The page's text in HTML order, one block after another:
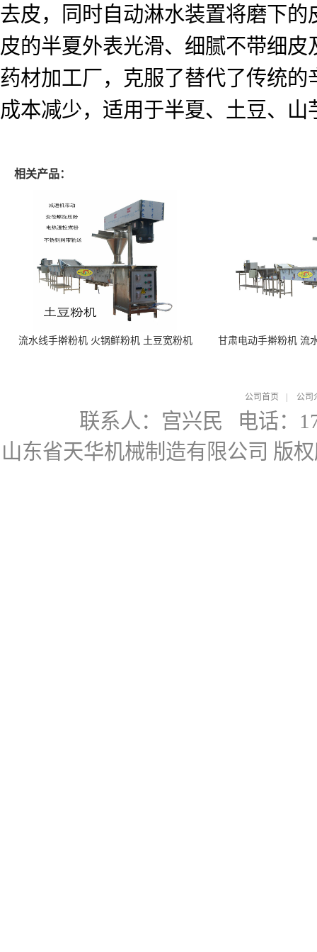
去皮，同时自动淋水装置将磨下
皮的半夏外表光滑、细腻不带细
药材加工厂，克服了替代了传统
成本减少，适用于半夏、土豆、
相关产品：
流水线手擀粉机 火锅鲜粉机 土豆宽粉机 甘肃电动手擀粉机 流
公司首页 公司
联系人：宫兴民 电话：
山东省天华机械制造有限公司 版